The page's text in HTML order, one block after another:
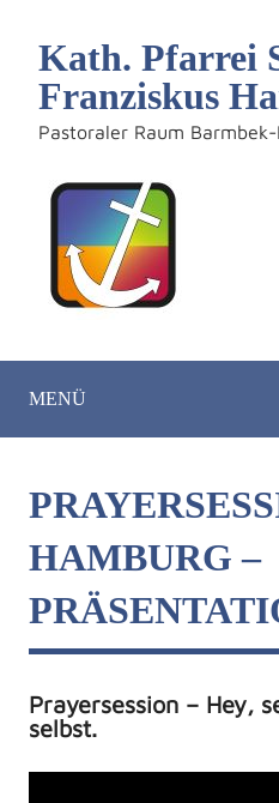
Kath. Pfarrei
Franziskus
Pastoraler Raum
MENÜ
HAMBURG –
Prayersession – Hey,
selbst.